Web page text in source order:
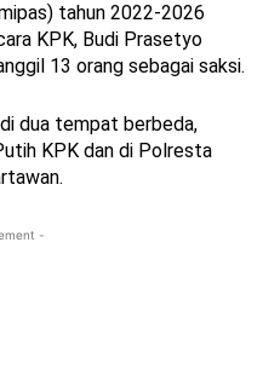
tahun 2022-2026
KPK, Budi Prasetyo
13 orang sebagai saksi.
dua tempat berbeda,
KPK dan di Polresta
-